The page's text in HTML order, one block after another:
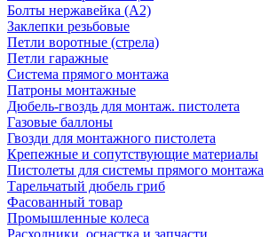
Болты нержавейка (А2)
Заклепки резьбовые
Петли воротные (стрела)
Петли гаражные
Система прямого монтажа
Патроны монтажные
Дюбель-гвоздь для монтаж. пистолета
Газовые баллоны
Гвозди для монтажного пистолета
Крепежные и сопутствующие материалы
Пистолеты для системы прямого монтажа
Тарельчатый дюбель гриб
Фасованный товар
Промышленные колеса
Расходники, оснастка и запчасти